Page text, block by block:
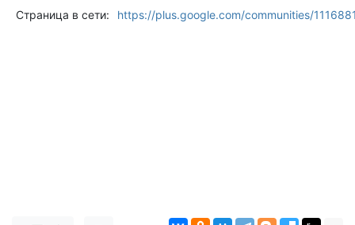
Страница в сети:
https://plus.google.com/communities/